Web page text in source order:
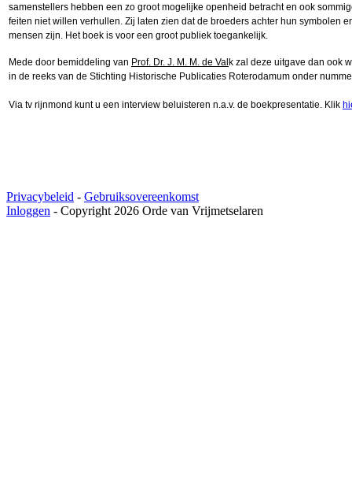
samenstellers hebben een zo groot mogelijke openheid betracht en ook
feiten niet willen verhullen. Zij laten zien dat de broeders achter hun symbolen
mensen zijn. Het boek is voor een groot publiek toegankelijk.
Mede door bemiddeling van Prof. Dr. J. M. M. de Valk zal deze uitgave dan ook
in de reeks van de Stichting Historische Publicaties Roterodamum onder
Via tv rijnmond kunt u een interview beluisteren n.a.v. de boekpresentatie. Klik
Privacybeleid - Gebruiksovereenkomst
Inloggen - Copyright 2026 Orde van Vrijmetselaren